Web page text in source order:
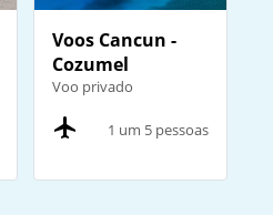
Voos Cancun -
Cozumel
Voo privado
1 um 5 pessoas